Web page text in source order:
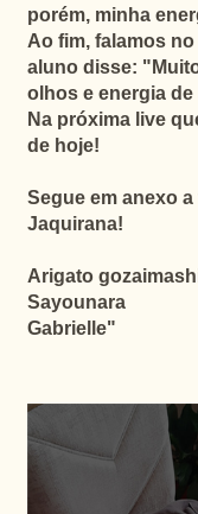
porém, minha
Ao fim, falamos
aluno disse:
olhos e energia
Na próxima live
de hoje!
Segue em anexo
Jaquirana!
Arigato
Sayounara
Gabrielle"